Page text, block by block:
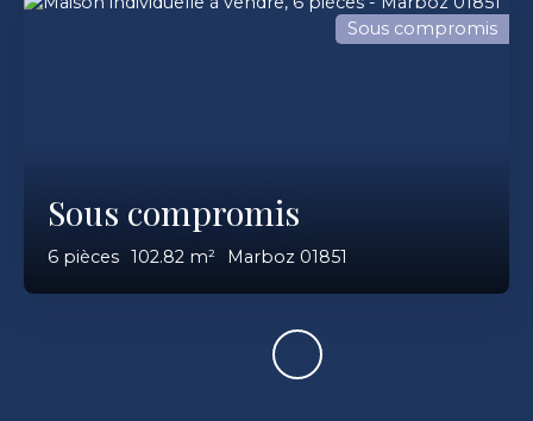
Sous compromis
6 pièces 102.82 m² Marboz 01851
Sous compromis